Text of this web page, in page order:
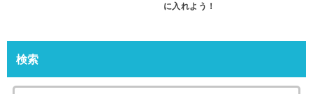
に入れよう！
検索